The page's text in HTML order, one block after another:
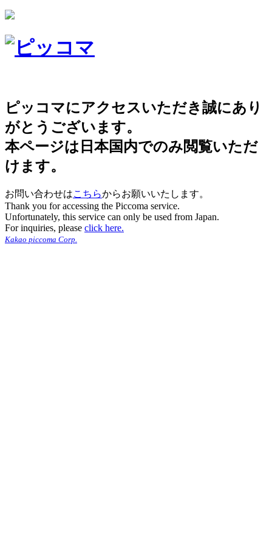
ピッコマにアクセスいただき誠にあり
がとうございます。
本ページは日本国内でのみ閲覧いただ
けます。
お問い合わせはこちらからお願いいたします。
Thank you for accessing the Piccoma service.
Unfortunately, this service can only be used from Japan.
For inquiries, please click here.
Kakao piccoma Corp.